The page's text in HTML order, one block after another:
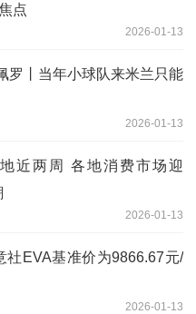
点
2026-01-13
罗丨当年小球队来米兰只能
2026-01-13
近两周 各地消费市场迎
2026-01-13
社EVA基准价为9866.67元/
2026-01-13